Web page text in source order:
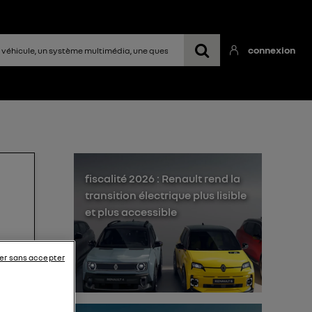
connexion
fiscalité 2026 : Renault rend la
transition électrique plus lisible
et plus accessible
sans accepter